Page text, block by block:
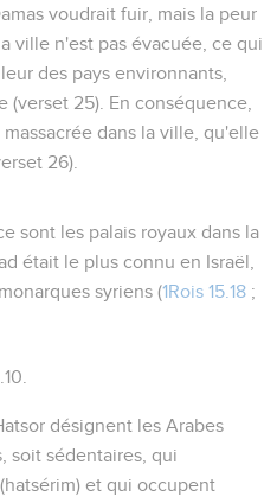
voudrait fuir, mais la peur
ville n'est pas évacuée, ce qui
des pays environnants,
25). En conséquence,
dans la ville, qu'elle
26).
sont les palais royaux dans la
était le plus connu en Israël,
syriens (1Rois 15.18 ;
désignent les Arabes
soit sédentaires, qui
et qui occupent